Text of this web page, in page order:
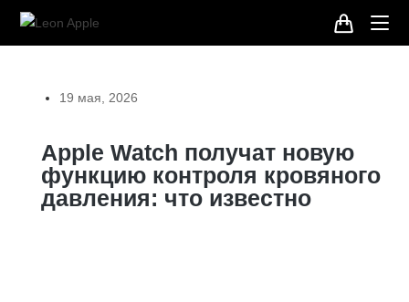
19 мая, 2026
Apple Watch получат новую
функцию контроля кровяного
давления: что известно